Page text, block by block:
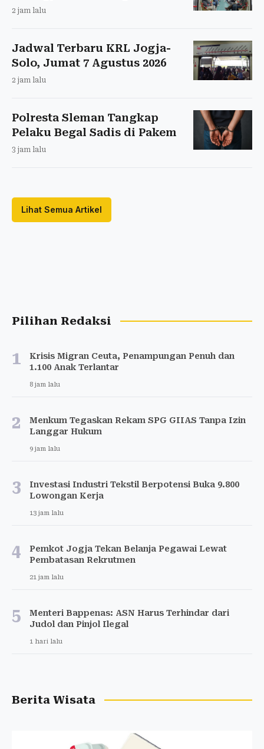
2 jam lalu
Jadwal Terbaru KRL Jogja-
Solo, Jumat 7 Agustus 2026
2 jam lalu
Polresta Sleman Tangkap
Pelaku Begal Sadis di Pakem
3 jam lalu
Lihat Semua Artikel
Pilihan Redaksi
1
Krisis Migran Ceuta, Penampungan Penuh dan
1.100 Anak Terlantar
8 jam lalu
2
Menkum Tegaskan Rekam SPG GIIAS Tanpa Izin
Langgar Hukum
9 jam lalu
3
Investasi Industri Tekstil Berpotensi Buka 9.800
Lowongan Kerja
13 jam lalu
4
Pemkot Jogja Tekan Belanja Pegawai Lewat
Pembatasan Rekrutmen
21 jam lalu
5
Menteri Bappenas: ASN Harus Terhindar dari
Judol dan Pinjol Ilegal
1 hari lalu
Berita Wisata